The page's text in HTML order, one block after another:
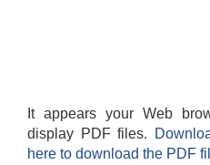
It appears your Web
display PDF files.
here to download the PDF